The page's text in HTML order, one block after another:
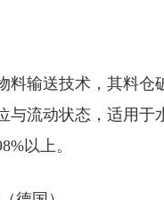
料输送技术，其料仓
与流动状态，适用
以上。